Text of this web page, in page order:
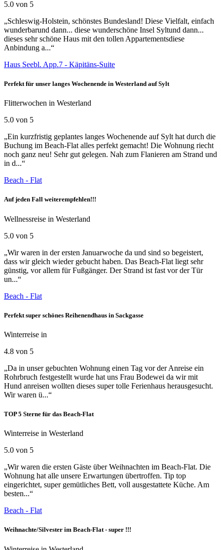
5.0 von 5
„Schleswig-Holstein, schönstes Bundesland! Diese Vielfalt, einfach
wunderbarund dann... diese wunderschöne Insel Syltund dann...
dieses sehr schöne Haus mit den tollen Appartementsdiese
Anbindung a...“
Haus Seebl. App.7 - Käpitäns-Suite
Perfekt für unser langes Wochenende in Westerland auf Sylt
Flitterwochen in Westerland
5.0 von 5
„Ein kurzfristig geplantes langes Wochenende auf Sylt hat durch die
Buchung im Beach-Flat alles perfekt gemacht! Die Wohnung riecht
noch ganz neu! Sehr gut gelegen. Nah zum Flanieren am Strand und
in d...“
Beach - Flat
Auf jeden Fall weiterempfehlen!!!
Wellnessreise in Westerland
5.0 von 5
„Wir waren in der ersten Januarwoche da und sind so begeistert,
dass wir gleich wieder gebucht haben. Das Beach-Flat liegt sehr
günstig, vor allem für Fußgänger. Der Strand ist fast vor der Tür
un...“
Beach - Flat
Perfekt super schönes Reihenendhaus in Sackgasse
Winterreise in
4.8 von 5
„Da in unser gebuchten Wohnung einen Tag vor der Anreise ein
Rohrbruch festgestellt wurde hat uns Frau Bodewei da wir mit
Hund anreisen wollten dieses super tolle Ferienhaus herausgesucht.
Wir waren ü...“
TOP 5 Sterne für das Beach-Flat
Winterreise in Westerland
5.0 von 5
„Wir waren die ersten Gäste über Weihnachten im Beach-Flat. Die
Wohnung hat alle unsere Erwartungen übertroffen. Tip top
eingerichtet, super gemütliches Bett, voll ausgestattete Küche. Am
besten...“
Beach - Flat
Weihnachte/Silvester im Beach-Flat - super !!!